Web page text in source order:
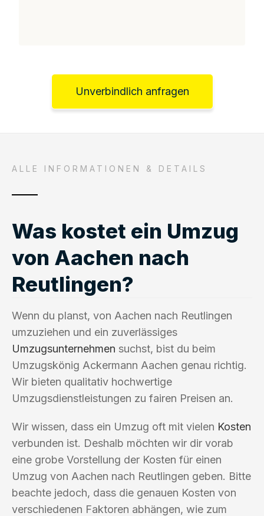
Unverbindlich anfragen
ALLE INFORMATIONEN & DETAILS
Was kostet ein Umzug
von Aachen nach
Reutlingen?
Wenn du planst, von Aachen nach Reutlingen
umzuziehen und ein zuverlässiges
Umzugsunternehmen suchst, bist du beim
Umzugskönig Ackermann Aachen genau richtig.
Wir bieten qualitativ hochwertige
Umzugsdienstleistungen zu fairen Preisen an.
Wir wissen, dass ein Umzug oft mit vielen Kosten
verbunden ist. Deshalb möchten wir dir vorab
eine grobe Vorstellung der Kosten für einen
Umzug von Aachen nach Reutlingen geben. Bitte
beachte jedoch, dass die genauen Kosten von
verschiedenen Faktoren abhängen, wie zum